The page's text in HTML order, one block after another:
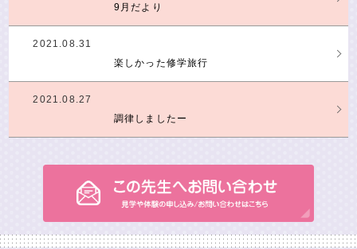
9月だより
2021.08.31
楽しかった修学旅行
2021.08.27
調律しましたー